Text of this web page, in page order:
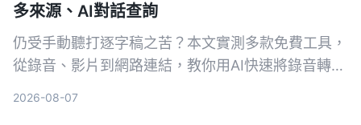
多來源、AI對話查詢
仍受手動聽打逐字稿之苦？本文實測多款免費工具，
從錄音、影片到網路連結，教你用AI快速將錄音轉為
2026-08-07